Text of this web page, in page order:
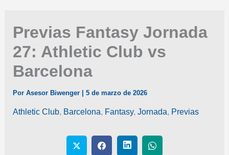
Previas Fantasy Jornada
27: Athletic Club vs
Barcelona
Por Asesor Biwenger 5 de marzo de 2026
Athletic Club, Barcelona, Fantasy, Jornada, Previas